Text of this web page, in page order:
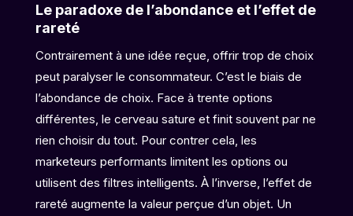
Le paradoxe de l’abondance et l’effet de
rareté
Contrairement à une idée reçue, offrir trop de choix
peut paralyser le consommateur. C’est le biais de
l’abondance de choix. Face à trente options
différentes, le cerveau sature et finit souvent par ne
rien choisir du tout. Pour contrer cela, les
marketeurs performants limitent les options ou
utilisent des filtres intelligents. À l’inverse, l’effet de
rareté augmente la valeur perçue d’un objet. Un